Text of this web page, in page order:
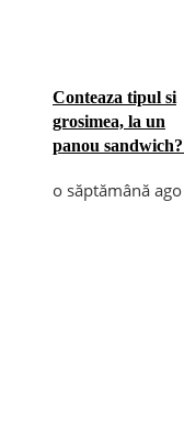
Conteaza tipul si
grosimea, la un
panou sandwich?
o săptămână ago